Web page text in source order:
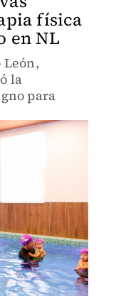
física
en NL
León,
la
para